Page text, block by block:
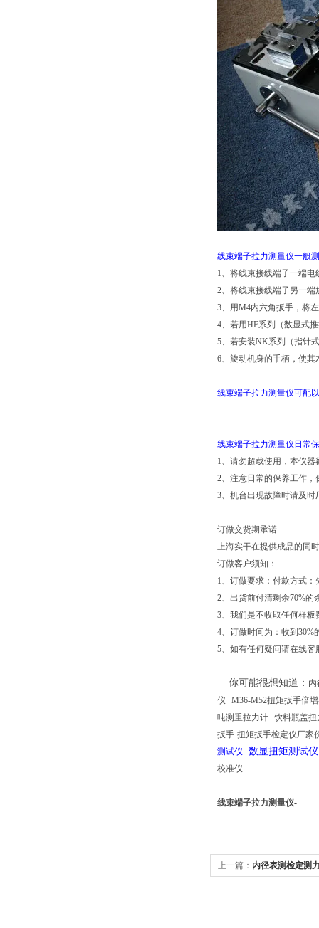
线束端子拉力测量仪一般
1、将线束接线端子一端
2、将线束接线端子另一
3、用M4内六角扳手，将
4、若用HF系列（数显式
5、若安装NK系列（指针
6、旋动机身的手柄，使
线束端子拉力测量仪可配
线束端子拉力测量仪日常
1、请勿超载使用，本仪器
2、注意日常的保养工作
3、机台出现故障时请及
订做交货期承诺
上海实干在提供成品的同
订做客户须知：
1、订做要求：付款方式：
2、出货前付清剩余70%的
3、我们是不收取任何样板
4、订做时间为：收到30%
5、如有任何疑问请在线客
你可能很想知道 ： 内
仪
M36-M52扭矩扳手倍
吨测重拉力计 饮料瓶盖扭
扳手 扭矩扳手检定仪厂家
测试仪
数显扭矩测试
校准仪
线束端子拉力测量仪-
上一篇： 内径表测检定测